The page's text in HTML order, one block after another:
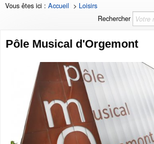
Vous êtes ici : Accueil > Loisirs
Rechercher
Pôle Musical d'Orgemont